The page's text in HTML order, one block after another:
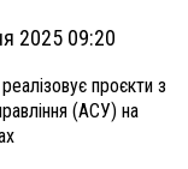
2025 09:20
проєкти з
(АСУ) на